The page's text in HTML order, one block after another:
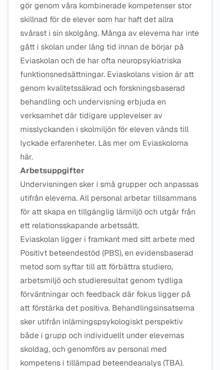
gör genom våra kombinerade kompetenser stor
skillnad för de elever som har haft det allra
svårast i sin skolgång. Många av eleverna har inte
gått i skolan under lång tid innan de börjar på
Eviaskolan och de har ofta neuropsykiatriska
funktionsnedsättningar. Eviaskolans vision är att
genom kvalitetssäkrad och forskningsbaserad
behandling och undervisning erbjuda en
verksamhet där tidigare upplevelser av
misslyckanden i skolmiljön för eleven vänds till
lyckade erfarenheter. Läs mer om Eviaskolorna
här.
Arbetsuppgifter
Undervisningen sker i små grupper och anpassas
utifrån eleverna. All personal arbetar tillsammans
för att skapa en tillgänglig lärmiljö och utgår från
ett relationsskapande arbetssätt.
Eviaskolan ligger i framkant med sitt arbete med
Positivt beteendestöd (PBS), en evidensbaserad
metod som syftar till att förbättra studiero,
arbetsmiljö och studieresultat genom tydliga
förväntningar och feedback där fokus ligger på
att förstärka det positiva. Behandlingsinsatserna
sker utifrån inlärningspsykologiskt perspektiv
både i grupp och individuellt under elevernas
skoldag, och genomförs av personal med
kompetens i tillämpad beteendeanalys (TBA).